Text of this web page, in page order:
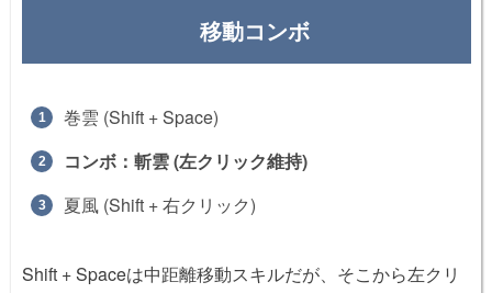
移動コンボ
巻雲 (Shift + Space)
コンボ：斬雲 (左クリック維持)
夏風 (Shift + 右クリック)
Shift + Spaceは中距離移動スキルだが、そこから左クリ